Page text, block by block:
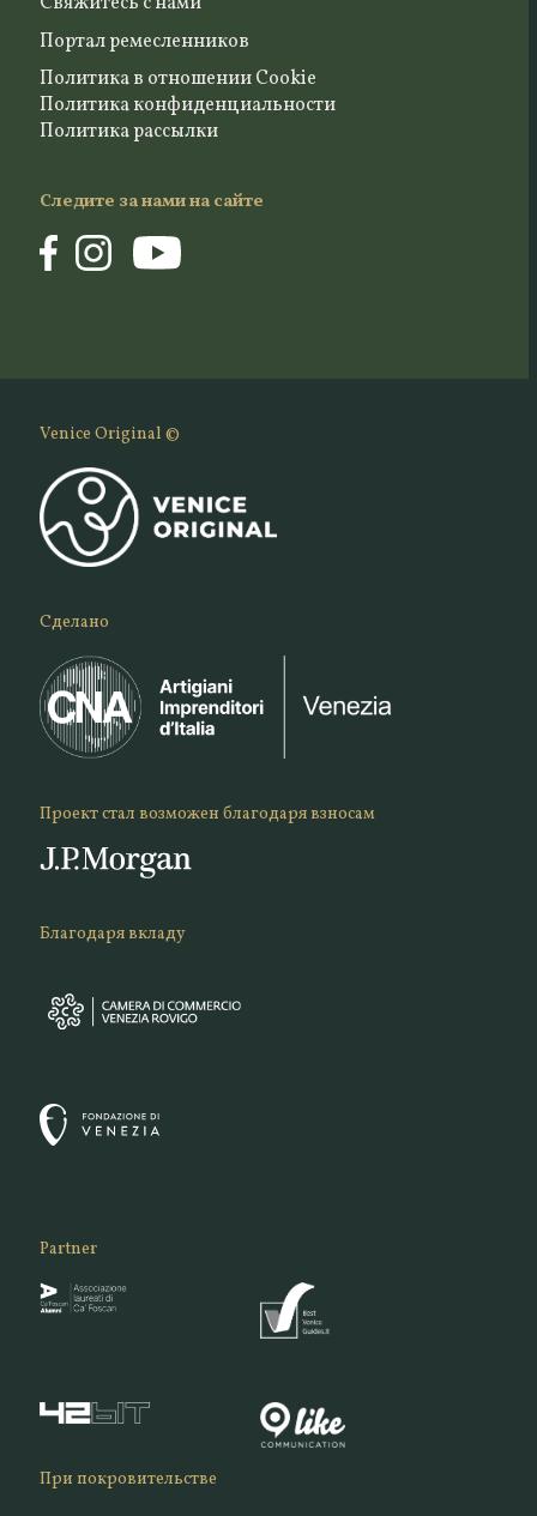
Портал ремесленников
Политика в отношении Cookie
Политика конфиденциальности
Политика рассылки
Следите за нами на сайте
Venice Original ©
Сделано
Проект стал возможен благодаря взносам
Благодаря вкладу
Partner
При покровительстве